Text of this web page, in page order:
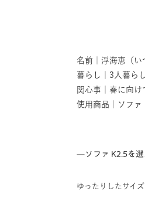
名前｜浮海恵（い
暮らし｜3人暮ら
関心事｜春に向け
使用商品｜
ソファ
—ソファ K2.5を選
ゆったりしたサイ